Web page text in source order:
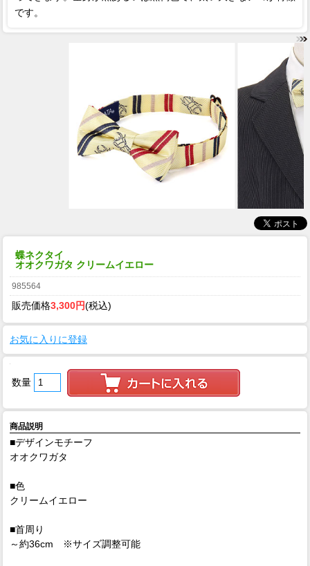
です。
蝶ネクタイ
オオクワガタ クリームイエロー
985564
販売価格3,300円(税込)
お気に入りに登録
数量
商品説明
■デザインモチーフ
オオクワガタ
■色
クリームイエロー
■首周り
～約36cm ※サイズ調整可能